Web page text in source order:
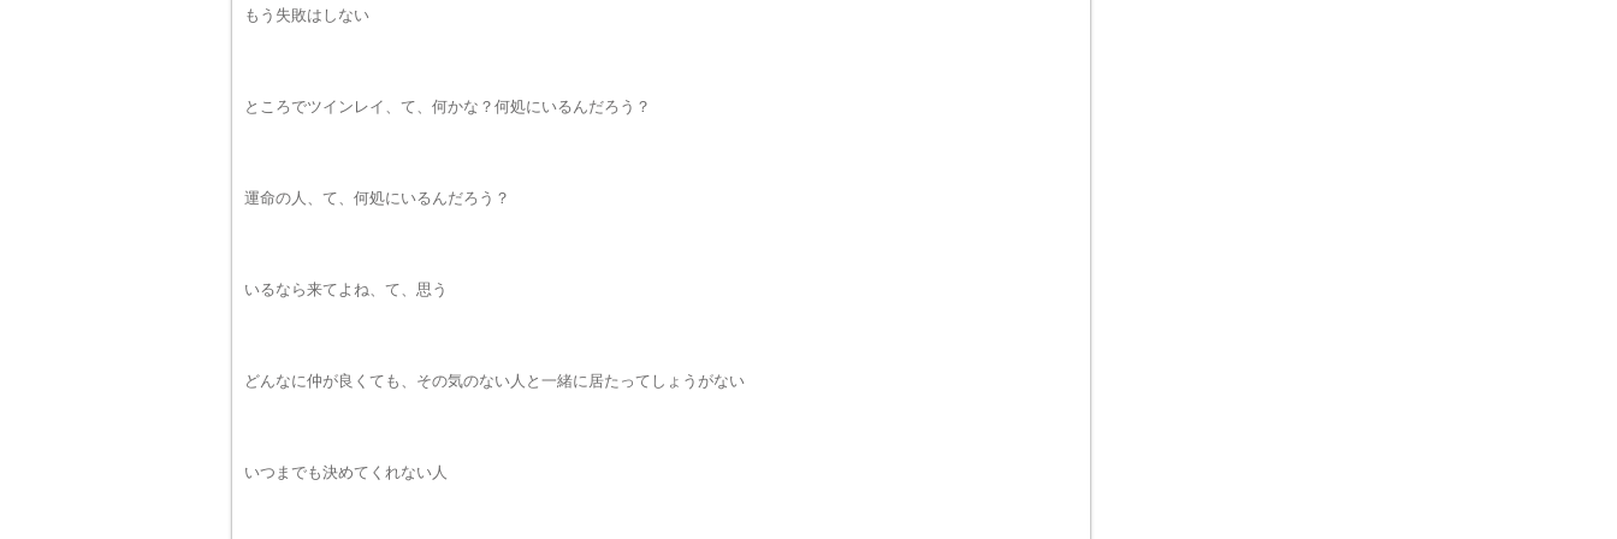
もう失敗はしない
ところでツインレイ、て、何かな？何処にいるんだろう？
運命の人、て、何処にいるんだろう？
いるなら来てよね、て、思う
どんなに仲が良くても、その気のない人と一緒に居たってしょうがない
いつまでも決めてくれない人